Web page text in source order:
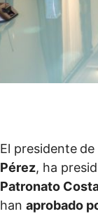
El presidente de
Pérez, ha
Patronato
han aprobado